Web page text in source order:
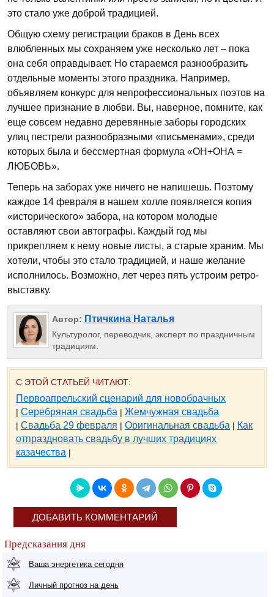
это стало уже доброй традицией.
Общую схему регистрации браков в День всех
влюбленных мы сохраняем уже несколько лет – пока
она себя оправдывает. Но стараемся разнообразить
отдельные моменты этого праздника. Например,
объявляем конкурс для непрофессиональных поэтов на
лучшее признание в любви. Вы, наверное, помните, как
еще совсем недавно деревянные заборы городских
улиц пестрели разнообразными «письменами», среди
которых была и бессмертная формула «ОН+ОНА =
ЛЮБОВЬ».
Теперь на заборах уже ничего не напишешь. Поэтому
каждое 14 февраля в нашем холле появляется копия
«исторического» забора, на котором молодые
оставляют свои автографы. Каждый год мы
прикрепляем к нему новые листы, а старые храним. Мы
хотели, чтобы это стало традицией, и наше желание
исполнилось. Возможно, лет через пять устроим ретро-
выставку.
Автор: Птичкина Наталья
Культуролог, переводчик, эксперт по праздничным
традициям.
С ЭТОЙ СТАТЬЕЙ ЧИТАЮТ:
Первоапрельский сценарий для новобрачных
| Серебряная свадьба | Жемчужная свадьба
| Свадьба 29 февраля | Оригинальная свадьба | Как
отпраздновать свадьбу в лучших традициях
казачества |
ДОБАВИТЬ КОММЕНТАРИЙ
Предсказания дня
Ваша энергетика сегодня
Личный прогноз на день